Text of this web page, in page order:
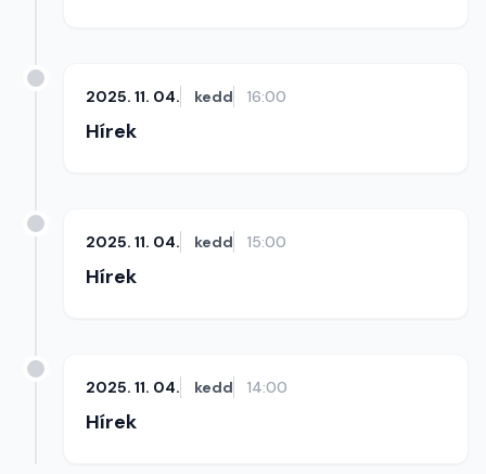
2025. 11. 04. kedd 16:00
Hírek
2025. 11. 04. kedd 15:00
Hírek
2025. 11. 04. kedd 14:00
Hírek